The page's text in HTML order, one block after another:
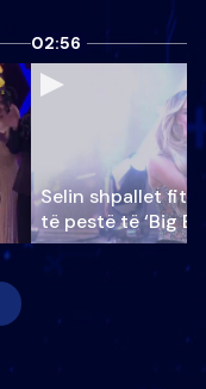
02:56
Selin shpallet
të pestë të ‘Big